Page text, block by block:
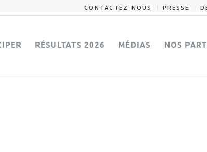
CONTACTEZ-NOUS PRESSE
RÉSULTATS 2026 MÉDIAS NOS